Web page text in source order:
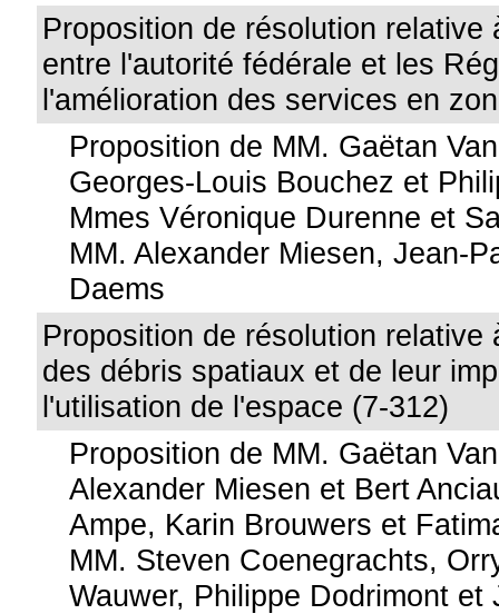
Proposition de résolution relative
entre l'autorité fédérale et les
l'amélioration des services en
Proposition de MM. Gaëtan
Georges-Louis Bouchez et
Mmes Véronique Durenne et
MM. Alexander Miesen, Jean-
Daems
Proposition de résolution relative
des débris spatiaux et de leur
l'utilisation de l'espace (7-312)
Proposition de MM. Gaëtan
Alexander Miesen et Bert
Ampe, Karin Brouwers et
MM. Steven Coenegrachts,
Wauwer, Philippe Dodrimont et